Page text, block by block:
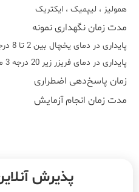
هموليز ، ليپميک ، ايکتريک
مدت زمان نگهداری نمونه
پایداری در دمای یخچال بین 2 تا 8 درجه 7 روز
پایداری در دمای فریزر زیر 20 درجه 3 ماه
زمان پاسخ‌دهی اضطراری
مدت زمان انجام آزمایش
پذیرش